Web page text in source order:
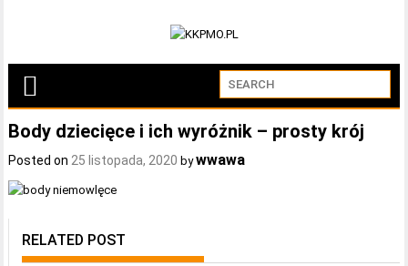
Body dziecięce i ich wyróżnik – prosty krój
Posted on 25 listopada, 2020 bywwawa
RELATED POST